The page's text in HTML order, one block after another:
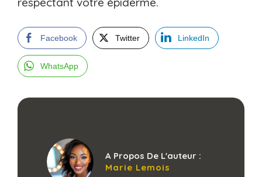
Facebook Twitter LinkedIn
WhatsApp
A Propos De L'auteur :
Marie Lemois